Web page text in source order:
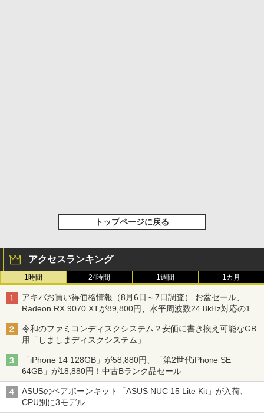
トップページに戻る
アクセスランキング
1時間 24時間 1週間 1カ月
アキバお買い得価格情報（8月6日～7日調査） お盆セール、
Radeon RX 9070 XTが89,800円、水平周波数24.8kHz対応の17
型モニターが9,801円、暑さ指数連動セール ほか
令和のファミコンディスクシステム？安価に書き換え可能なGB
用「しましまディスクシステム」
「iPhone 14 128GB」が58,880円、「第2世代iPhone SE
64GB」が18,880円！中古Bランク品セール
ASUSのベアボーンキット「ASUS NUC 15 Lite Kit」が入荷、
CPU別に3モデル